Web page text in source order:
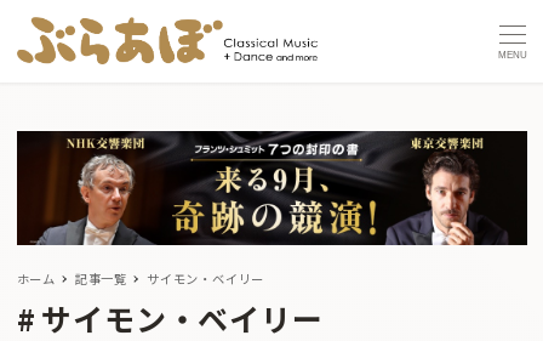
MENU
ホーム 記事一覧 サイモン・ベイリー
サイモン・ベイリー